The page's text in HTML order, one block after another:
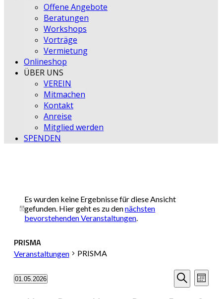
Offene Angebote
Beratungen
Workshops
Vorträge
Vermietung
Onlineshop
ÜBER UNS
VEREIN
Mitmachen
Kontakt
Anreise
Mitglied werden
SPENDEN
Hinweis
Es wurden keine Ergebnisse für diese Ansicht
gefunden. Hier geht es zu dennächsten
bevorstehenden Veranstaltungen.
PRISMA
Veranstaltungen PRISMA
Suche
Monat
01.05.2026
wählen.